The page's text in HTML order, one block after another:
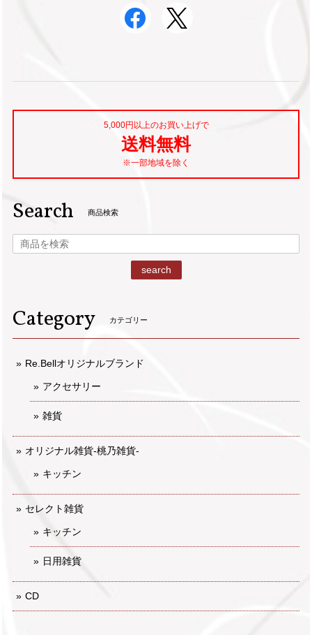
5,000円以上のお買い上げで
送料無料
※一部地域を除く
Search 商品検索
search
Category カテゴリー
Re.Bellオリジナルブランド
アクセサリー
雑貨
オリジナル雑貨-桃乃雑貨-
キッチン
セレクト雑貨
キッチン
日用雑貨
CD